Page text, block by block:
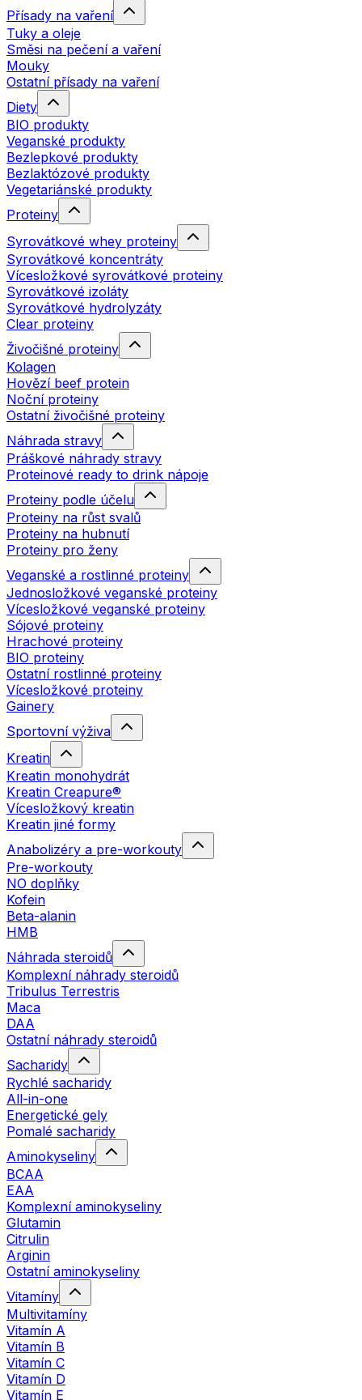
Přísady na vaření
Tuky a oleje
Směsi na pečení a vaření
Mouky
Ostatní přísady na vaření
Diety
BIO produkty
Veganské produkty
Bezlepkové produkty
Bezlaktózové produkty
Vegetariánské produkty
Proteiny
Syrovátkové whey proteiny
Syrovátkové koncentráty
Vícesložkové syrovátkové proteiny
Syrovátkové izoláty
Syrovátkové hydrolyzáty
Clear proteiny
Živočišné proteiny
Kolagen
Hovězí beef protein
Noční proteiny
Ostatní živočišné proteiny
Náhrada stravy
Práškové náhrady stravy
Proteinové ready to drink nápoje
Proteiny podle účelu
Proteiny na růst svalů
Proteiny na hubnutí
Proteiny pro ženy
Veganské a rostlinné proteiny
Jednosložkové veganské proteiny
Vícesložkové veganské proteiny
Sójové proteiny
Hrachové proteiny
BIO proteiny
Ostatní rostlinné proteiny
Vícesložkové proteiny
Gainery
Sportovní výživa
Kreatin
Kreatin monohydrát
Kreatin Creapure®
Vícesložkový kreatin
Kreatin jiné formy
Anabolizéry a pre-workouty
Pre-workouty
NO doplňky
Kofein
Beta-alanin
HMB
Náhrada steroidů
Komplexní náhrady steroidů
Tribulus Terrestris
Maca
DAA
Ostatní náhrady steroidů
Sacharidy
Rychlé sacharidy
All-in-one
Energetické gely
Pomalé sacharidy
Aminokyseliny
BCAA
EAA
Komplexní aminokyseliny
Glutamin
Citrulin
Arginin
Ostatní aminokyseliny
Vitamíny
Multivitamíny
Vitamín A
Vitamín B
Vitamín C
Vitamín D
Vitamín E